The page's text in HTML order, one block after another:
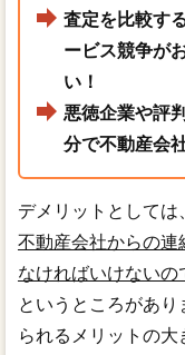
査定を比較す
ービス競争が
い！
悪徳企業や評
分で不動産会
デメリットとしては
不動産会社からの連
なければいけないの
というところがあり
られるメリットの大